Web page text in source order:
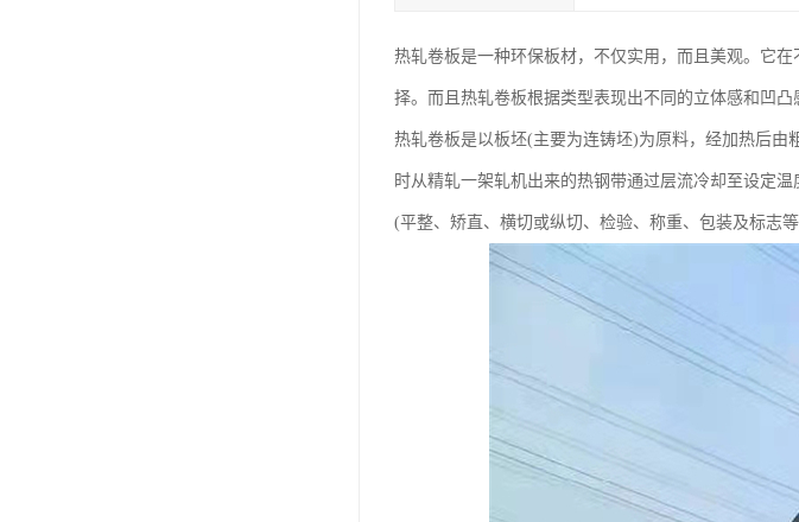
热轧卷板是一种环保板材，不仅实用，而且美观。它
择。而且热轧卷板根据类型表现出不同的立体感和凹凸
热轧卷板是以板坯(主要为连铸坯)为原料，经加热后
时从精轧一架轧机出来的热钢带通过层流冷却至设定
(平整、矫直、横切或纵切、检验、称重、包装及标志